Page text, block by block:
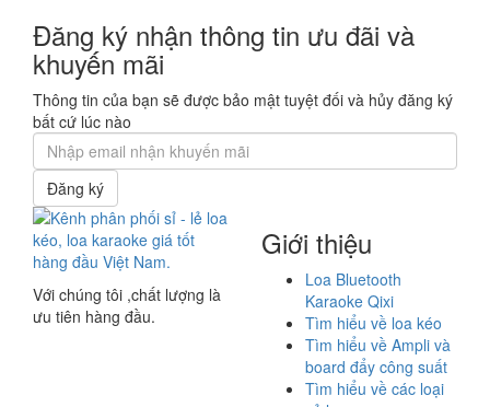
Đăng ký nhận thông tin ưu đãi và
khuyến mãi
Thông tin của bạn sẽ được bảo mật tuyệt đối và hủy đăng ký
bất cứ lúc nào
Đăng ký
Với chúng tôi ,chất lượng là
ưu tiên hàng đầu.
Giới thiệu
Loa Bluetooth
Karaoke Qixi
Tìm hiểu về loa kéo
Tìm hiểu về Ampli và
board đẩy công suất
Tìm hiểu về các loại